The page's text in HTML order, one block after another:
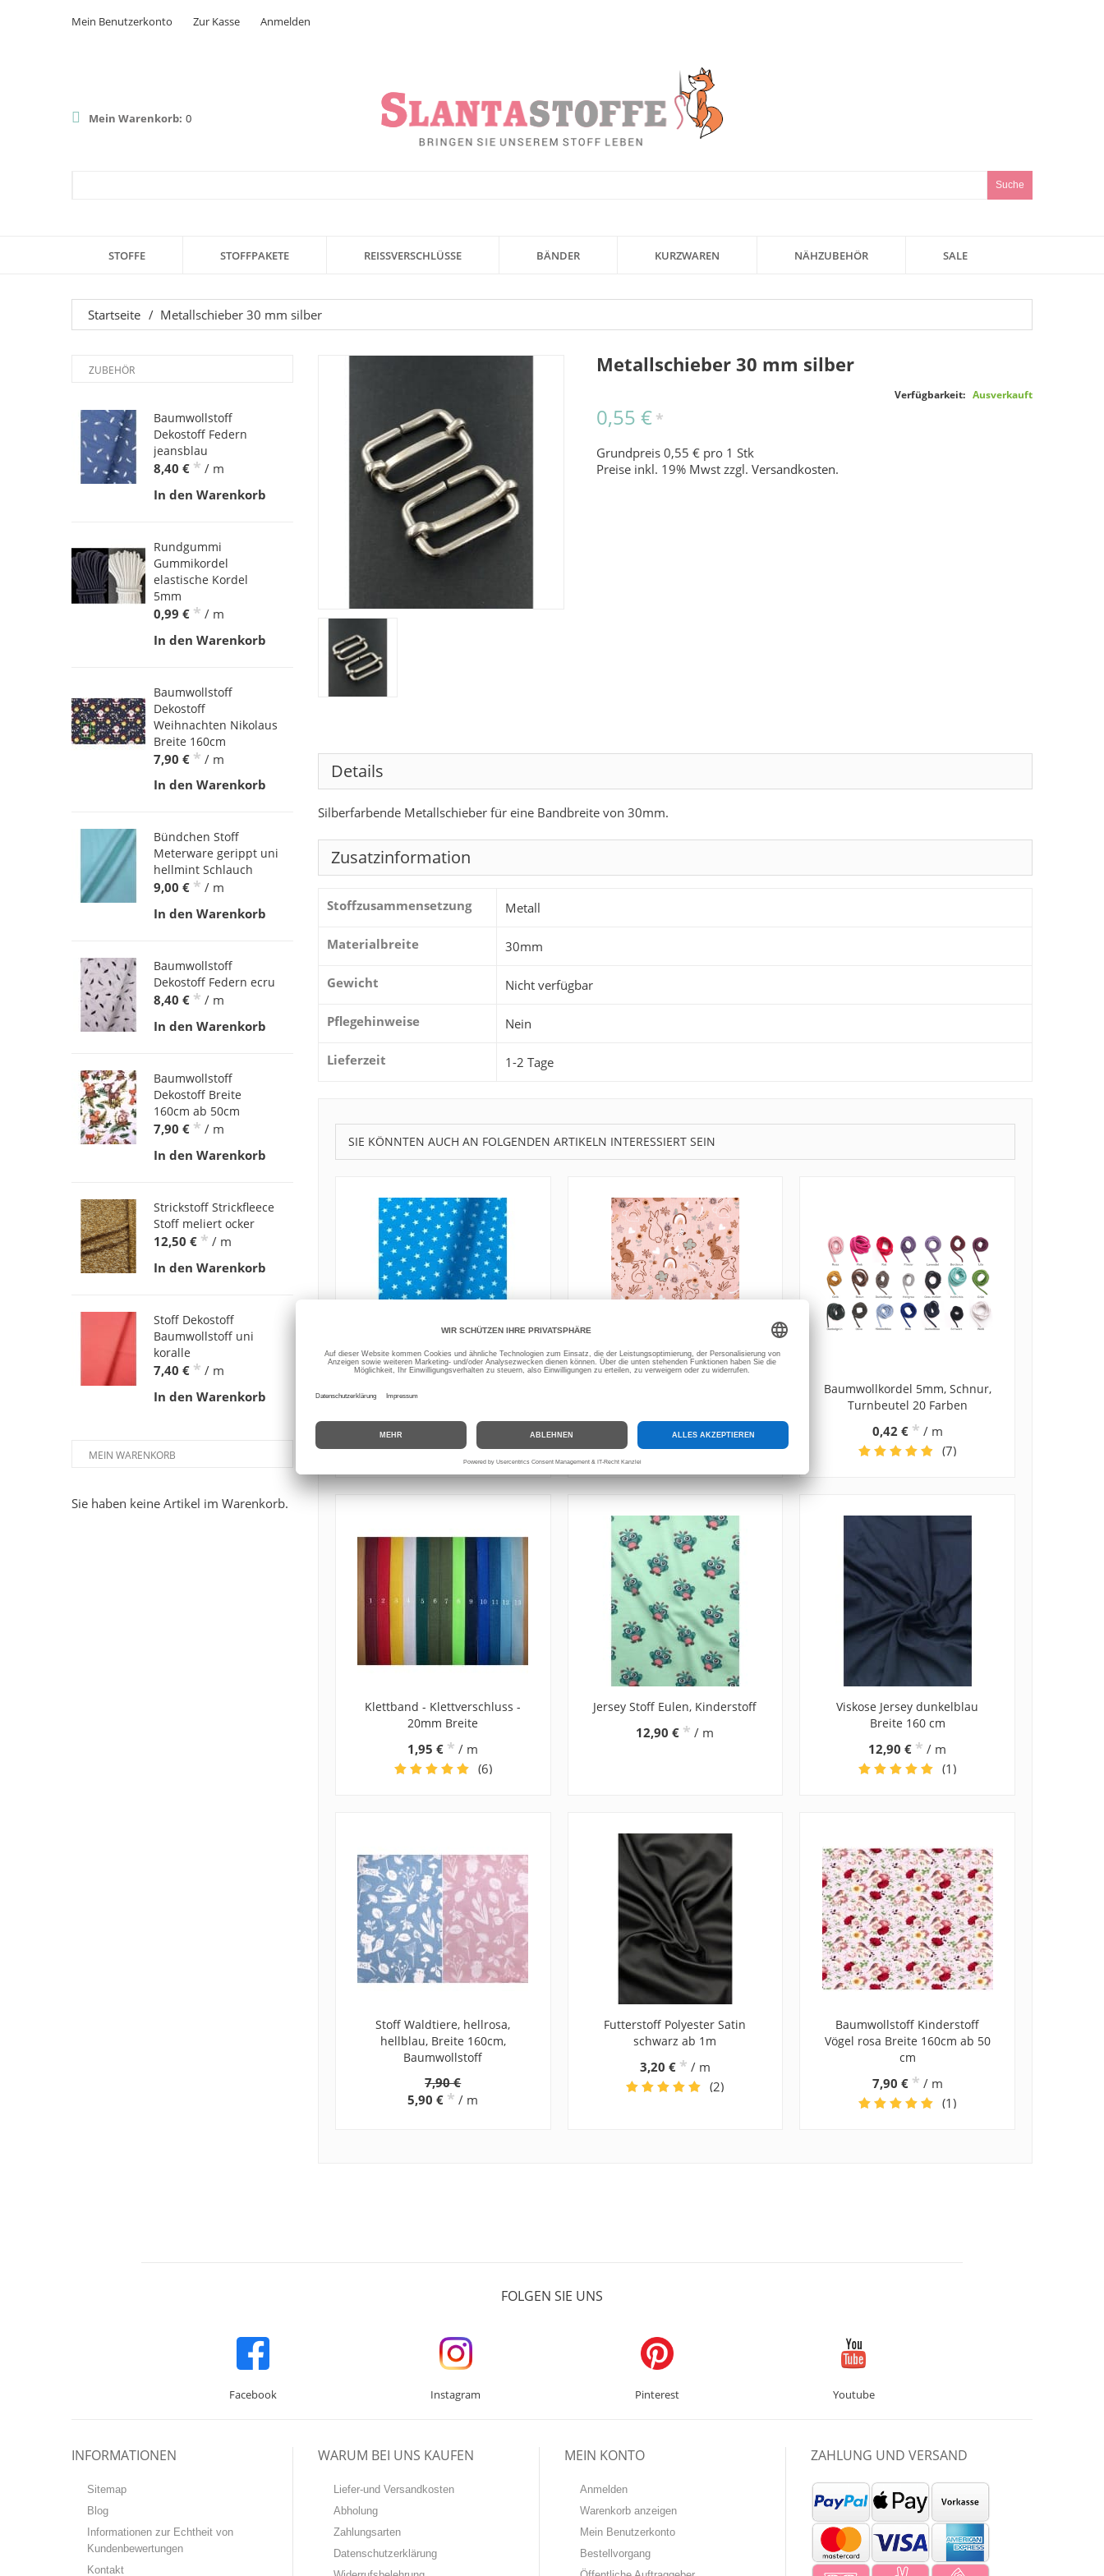
Mein Benutzerkonto Zur Kasse Anmelden
Mein Warenkorb: 0
Suche
STOFFE STOFFPAKETE REISSVERSCHLÜSSE BÄNDER KURZWAREN NÄHZUBEHÖR SALE
Startseite / Metallschieber 30 mm silber
Metallschieber 30 mm silber
Verfügbarkeit: Ausverkauft
0,55 € *
Grundpreis 0,55 € pro 1 Stk
Preise inkl. 19% Mwst zzgl.Versandkosten.
Details
Silberfarbende Metallschieber für eine Bandbreite von 30mm.
Zusatzinformation
Stoffzusammensetzung Metall
Materialbreite 30mm
Gewicht Nicht verfügbar
Pflegehinweise Nein
Lieferzeit 1-2 Tage
SIE KÖNNTEN AUCH AN FOLGENDEN ARTIKELN INTERESSIERT SEIN
/ m
Baumwollkordel 5mm, Schnur,
Turnbeutel 20 Farben
0,42 € * / m
(7)
Klettband - Klettverschluss -
20mm Breite
1,95 € * / m
(6)
Jersey Stoff Eulen, Kinderstoff
12,90 € * / m
Viskose Jersey dunkelblau
Breite 160 cm
12,90 € * / m
(1)
Stoff Waldtiere, hellrosa,
hellblau, Breite 160cm,
Baumwollstoff
7,90 €
5,90 € * / m
Futterstoff Polyester Satin
schwarz ab 1m
3,20 € * / m
(2)
Baumwollstoff Kinderstoff
Vögel rosa Breite 160cm ab 50
cm
7,90 € * / m
(1)
ZUBEHÖR
Baumwollstoff
Dekostoff Federn
jeansblau
8,40 € * / m
In den Warenkorb
Rundgummi
Gummikordel
elastische Kordel
5mm
0,99 € * / m
In den Warenkorb
Baumwollstoff
Dekostoff
Weihnachten Nikolaus
Breite 160cm
7,90 € * / m
In den Warenkorb
Bündchen Stoff
Meterware gerippt uni
hellmint Schlauch
9,00 € * / m
In den Warenkorb
Baumwollstoff
Dekostoff Federn ecru
8,40 € * / m
In den Warenkorb
Baumwollstoff
Dekostoff Breite
160cm ab 50cm
7,90 € * / m
In den Warenkorb
Strickstoff Strickfleece
Stoff meliert ocker
12,50 € * / m
In den Warenkorb
Stoff Dekostoff
Baumwollstoff uni
koralle
7,40 € * / m
In den Warenkorb
MEIN WARENKORB
Sie haben keine Artikel im Warenkorb.
FOLGEN SIE UNS
Facebook Instagram Pinterest Youtube
INFORMATIONEN
Sitemap
Blog
Informationen zur Echtheit von
Kundenbewertungen
Kontakt
WARUM BEI UNS KAUFEN
Liefer-und Versandkosten
Abholung
Zahlungsarten
Datenschutzerklärung
MEIN KONTO
Anmelden
Warenkorb anzeigen
Mein Benutzerkonto
Bestellvorgang
ZAHLUNG UND VERSAND